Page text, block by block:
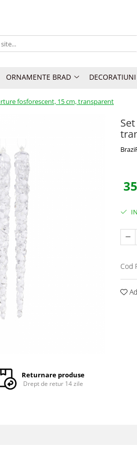
ORNAMENTE BRAD
fosforescent, 15 cm, transparent
Cod
Returnare produse
Drept de retur 14 zile